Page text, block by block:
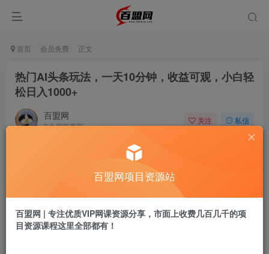
首页 会员免费 正文
热门AI头条玩法，一天10分钟，收益可观，小白轻
松日入1000+
百盟网
9个月前更新
关注 私信
盟币9.9
百盟网项目资源站
百盟网 | 专注优质VIP网课资源分享，市面上收费几百几千的项
目资源课程这里全部都有！